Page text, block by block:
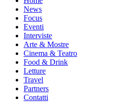
News
Focus
Eventi
Interviste
Arte & Mostre
Cinema & Teatro
Food & Drink
Letture
Travel
Partners
Contatti